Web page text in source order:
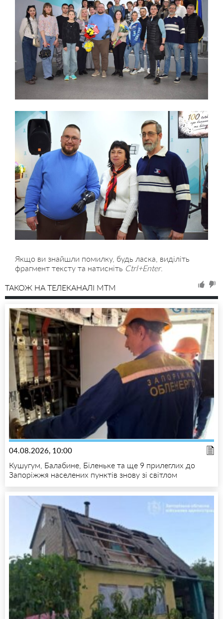
Якщо ви знайшли помилку, будь ласка, виділіть
фрагмент тексту та натисніть Ctrl+Enter.
ТАКОЖ НА ТЕЛЕКАНАЛІ MTM
04.08.2026, 10:00
Кушугум, Балабине, Біленьке та ще 9 прилеглих до
Запоріжжя населених пунктів знову зі світлом